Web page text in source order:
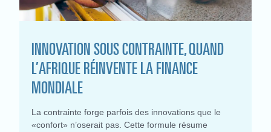
INNOVATION SOUS CONTRAINTE, QUAND
L’AFRIQUE RÉINVENTE LA FINANCE
MONDIALE
La contrainte forge parfois des innovations que le
«confort» n’oserait pas. Cette formule résume